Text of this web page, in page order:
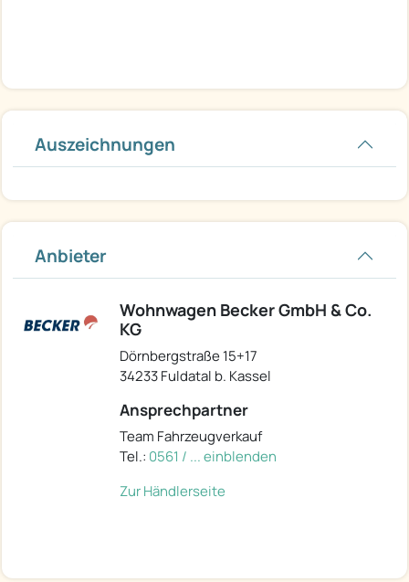
Auszeichnungen
Anbieter
Wohnwagen Becker GmbH & Co.
KG
Dörnbergstraße 15+17
34233 Fuldatal b. Kassel
Ansprechpartner
Team Fahrzeugverkauf
Tel.: 0561 / ... einblenden
Zur Händlerseite